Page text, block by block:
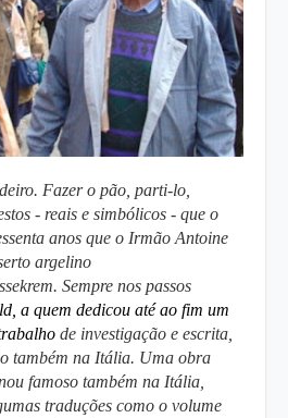
Fazer o pão, parti-lo,
- reais e simbólicos - que o
anos que o Irmão Antoine
argelino
. Sempre nos passos
, a quem dedicou até ao fim um
de investigação e escrita,
também na Itália. Uma obra
famoso também na Itália
traduções como o volume